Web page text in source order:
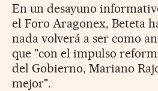
En un desayuno
el Foro Aragonex, Beteta
nada volverá a ser como
que "con el impulso
del Gobierno, Mariano
mejor".